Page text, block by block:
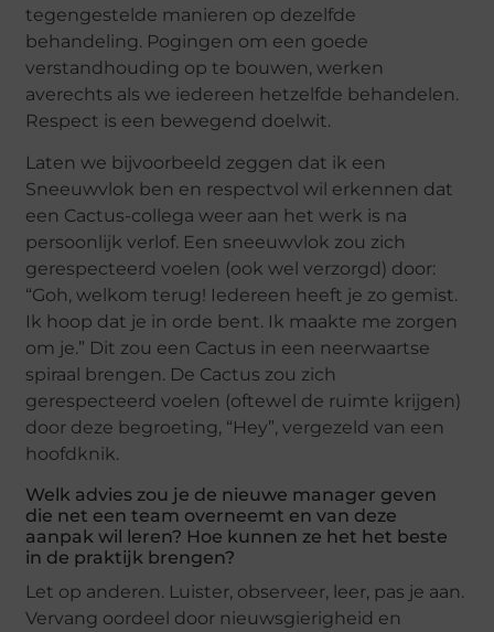
tegengestelde manieren op dezelfde
behandeling. Pogingen om een goede
verstandhouding op te bouwen, werken
averechts als we iedereen hetzelfde behandelen.
Respect is een bewegend doelwit.
Laten we bijvoorbeeld zeggen dat ik een
Sneeuwvlok ben en respectvol wil erkennen dat
een Cactus-collega weer aan het werk is na
persoonlijk verlof. Een sneeuwvlok zou zich
gerespecteerd voelen (ook wel verzorgd) door:
“Goh, welkom terug! Iedereen heeft je zo gemist.
Ik hoop dat je in orde bent. Ik maakte me zorgen
om je.” Dit zou een Cactus in een neerwaartse
spiraal brengen. De Cactus zou zich
gerespecteerd voelen (oftewel de ruimte krijgen)
door deze begroeting, “Hey”, vergezeld van een
hoofdknik.
Welk advies zou je de nieuwe manager geven
die net een team overneemt en van deze
aanpak wil leren? Hoe kunnen ze het het beste
in de praktijk brengen?
Let op anderen. Luister, observeer, leer, pas je aan.
Vervang oordeel door nieuwsgierigheid en